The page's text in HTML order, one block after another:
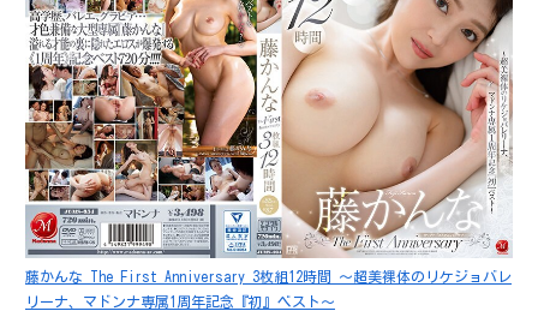
藤かんな The First Anniversary 3枚組12時間 ～超美裸体のリケジョバレ
リーナ、マドンナ専属1周年記念『初』ベスト～